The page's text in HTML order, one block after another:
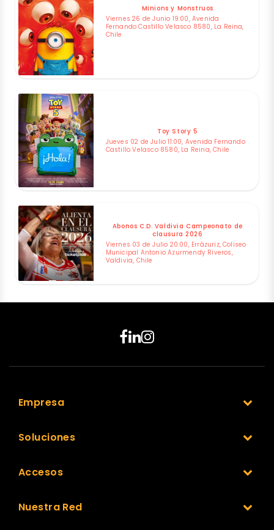
Minions y Monstruos
Viernes 26 de Junio 19:00, Avenida
Fernando Castillo Velasco 8580, La Reina,
Chile
Toy Story 5
Jueves 02 de Julio 11:00, Avenida Fernando
Castillo Velasco 8580, La Reina, Chile
Abonos C.D. Valdivia Campeonato de
clausura 2026
Viernes 03 de Julio 20:00, Errázuriz, Coliseo
Municipal Antonio Azurmendy Riveros,
Valdivia, Chile
Empresa
Soluciones
Accesos
Nuestra Red